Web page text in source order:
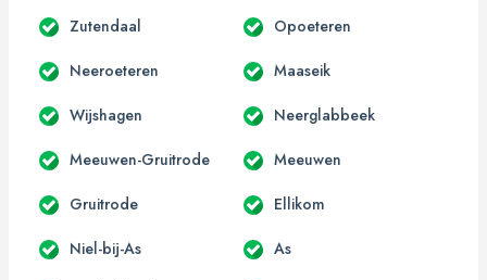
Zutendaal Opoeteren
Neeroeteren Maaseik
Wijshagen Neerglabbeek
Meeuwen-Gruitrode Meeuwen
Gruitrode Ellikom
Niel-bij-As As